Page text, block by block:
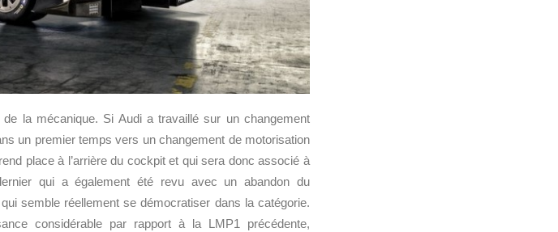
la mécanique. Si Audi a travaillé sur un changement
un premier temps vers un changement de motorisation
place à l’arrière du cockpit et qui sera donc associé à
qui a également été revu avec un abandon du
semble réellement se démocratiser dans la catégorie.
considérable par rapport à la LMP1 précédente,